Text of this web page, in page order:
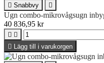
 Snabbvy 
Ugn combo-mikrovågsugn
40 836,95 kr
 
 Lägg till i varukorgen